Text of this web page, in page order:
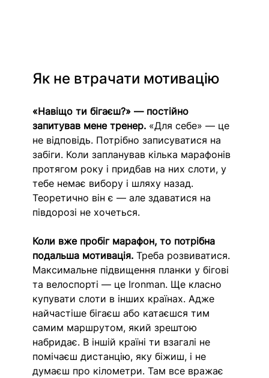
Як не втрачати мотивацію
«Навіщо ти бігаєш?» — постійно
запитував мене тренер. «Для себе» — це
не відповідь. Потрібно записуватися на
забіги. Коли запланував кілька марафонів
протягом року і придбав на них слоти, у
тебе немає вибору і шляху назад.
Теоретично він є — але здаватися на
півдорозі не хочеться.
Коли вже пробіг марафон, то потрібна
подальша мотивація. Треба розвиватися.
Максимальне підвищення планки у бігові
та велоспорті — це Ironman. Ще класно
купувати слоти в інших країнах. Адже
найчастіше бігаєш або катаєшся тим
самим маршрутом, який зрештою
набридає. В іншій країні ти взагалі не
помічаєш дистанцію, яку біжиш, і не
думаєш про кілометри. Там все вражає